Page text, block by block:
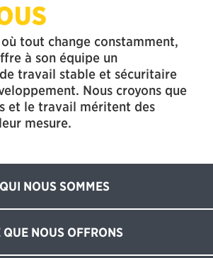
tout change constamment,
à son équipe un
travail stable et sécuritaire
Nous croyons que
et le travail méritent des
mesure.
QUI NOUS SOMMES
QUE NOUS OFFRONS